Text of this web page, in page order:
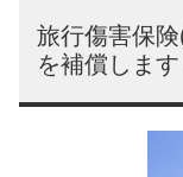
旅行傷害保
を補償します